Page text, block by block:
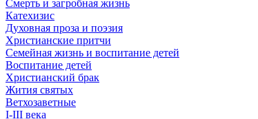
Смерть и загробная жизнь
Катехизис
Духовная проза и поэзия
Христианские притчи
Семейная жизнь и воспитание детей
Воспитание детей
Христианский брак
Жития святых
Ветхозаветные
I-III века